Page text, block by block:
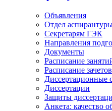
Объявления
Отдел
Секретарям ГЭК
Направления
Документы
Расписание
Расписание
Диссертационные
Диссертации
Защиты
Анкета: качество